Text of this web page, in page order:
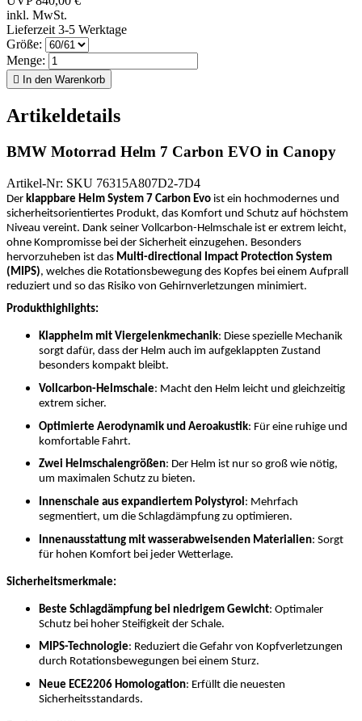
inkl. MwSt.
Lieferzeit 3-5 Werktage
Größe:
Menge:
 In den Warenkorb
Artikeldetails
BMW Motorrad Helm 7 Carbon EVO in Canopy
Artikel-Nr: SKU 76315A807D2-7D4
Der klappbare Helm System 7 Carbon Evo ist ein hochmodernes und
sicherheitsorientiertes Produkt, das Komfort und Schutz auf höchstem
Niveau vereint. Dank seiner Vollcarbon-Helmschale ist er extrem leicht,
ohne Kompromisse bei der Sicherheit einzugehen. Besonders
hervorzuheben ist das Multi-directional Impact Protection System
(MIPS), welches die Rotationsbewegung des Kopfes bei einem Aufprall
reduziert und so das Risiko von Gehirnverletzungen minimiert.
Produkthighlights:
Klapphelm mit Viergelenkmechanik: Diese spezielle Mechanik
sorgt dafür, dass der Helm auch im aufgeklappten Zustand
besonders kompakt bleibt.
Vollcarbon-Helmschale: Macht den Helm leicht und gleichzeitig
extrem sicher.
Optimierte Aerodynamik und Aeroakustik: Für eine ruhige und
komfortable Fahrt.
Zwei Helmschalengrößen: Der Helm ist nur so groß wie nötig,
um maximalen Schutz zu bieten.
Innenschale aus expandiertem Polystyrol : Mehrfach
segmentiert, um die Schlagdämpfung zu optimieren.
Innenausstattung mit wasserabweisenden Materialien: Sorgt
für hohen Komfort bei jeder Wetterlage.
Sicherheitsmerkmale:
Beste Schlagdämpfung bei niedrigem Gewicht: Optimaler
Schutz bei hoher Steifigkeit der Schale.
MIPS-Technologie: Reduziert die Gefahr von Kopfverletzungen
durch Rotationsbewegungen bei einem Sturz.
Neue ECE2206 Homologation: Erfüllt die neuesten
Sicherheitsstandards.